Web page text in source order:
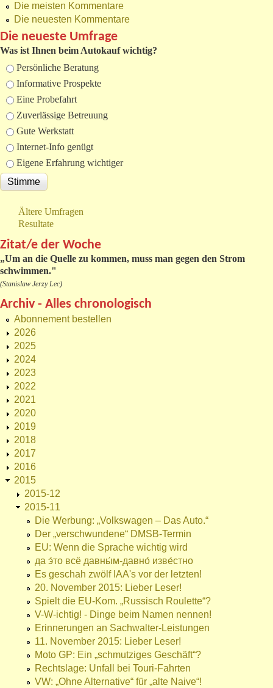
Die meisten Kommentare
Die neuesten Kommentare
Die neueste Umfrage
Was ist Ihnen beim Autokauf wichtig?
Auswahlmöglichkeiten
Persönliche Beratung
Informative Prospekte
Eine Probefahrt
Zuverlässige Betreuung
Gute Werkstatt
Internet-Info genügt
Eigene Erfahrung wichtiger
Ältere Umfragen
Resultate
Zitat/e der Woche
„Um an die Quelle zu kommen, muss man gegen den Strom
schwimmen."
(Stanislaw Jerzy Lec)
Archiv - Alles chronologisch
Abonnement bestellen
2026
2025
2024
2023
2022
2021
2020
2019
2018
2017
2016
2015
2015-12
2015-11
Die Werbung: „Volkswagen – Das Auto.“
Der „verschwundene“ DMSB-Termin
EU: Wenn die Sprache wichtig wird
да э́то всё давны́м-давно́ изве́стно
Es geschah zwölf IAA's vor der letzten!
20. November 2015: Lieber Leser!
Spielt die EU-Kom. „Russisch Roulette“?
V-W-ichtig! - Dinge beim Namen nennen!
Erinnerungen an Sachwalter-Leistungen
11. November 2015: Lieber Leser!
Moto GP: Ein „schmutziges Geschäft“?
Rechtslage: Unfall bei Touri-Fahrten
VW: „Ohne Alternative“ für „alte Naive“!